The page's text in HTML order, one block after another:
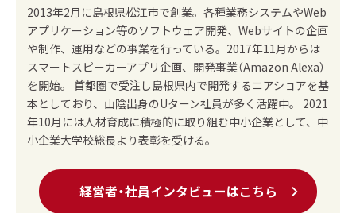
2013年2月に島根県松江市で創業。各種業務システムやWeb
アプリケーション等のソフトウェア開発、Webサイトの企画
や制作、運用などの事業を行っている。2017年11月からは
スマートスピーカーアプリ企画、開発事業（Amazon Alexa）
を開始。 首都圏で受注し島根県内で開発するニアショアを基
本としており、山陰出身のUターン社員が多く活躍中。 2021
年10月には人材育成に積極的に取り組む中小企業として、中
小企業大学校総長より表彰を受ける。
経営者・社員インタビューはこちら